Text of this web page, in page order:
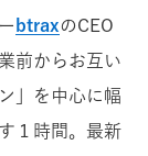
btraxのCEO
前からお互い
」を中心に幅
１時間。最新